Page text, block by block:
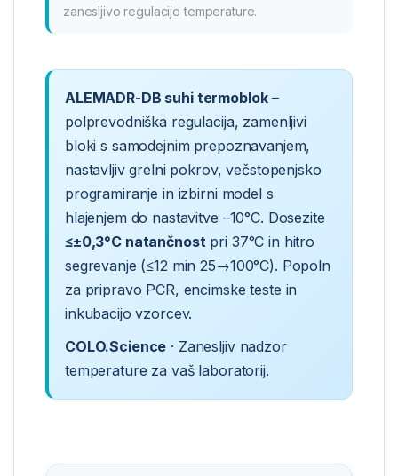
zanesljivo regulacijo temperature.
ALEMADR-DB suhi termoblok–
polprevodniška regulacija, zamenljivi
bloki s samodejnim prepoznavanjem,
nastavljiv grelni pokrov, večstopenjsko
programiranje in izbirni model s
hlajenjem do nastavitve –10°C. Dosezite
≤±0,3°C natančnostpri 37°C in hitro
segrevanje (≤12 min 25→100°C). Popoln
za pripravo PCR, encimske teste in
inkubacijo vzorcev.
COLO.Science · Zanesljiv nadzor
temperature za vaš laboratorij.